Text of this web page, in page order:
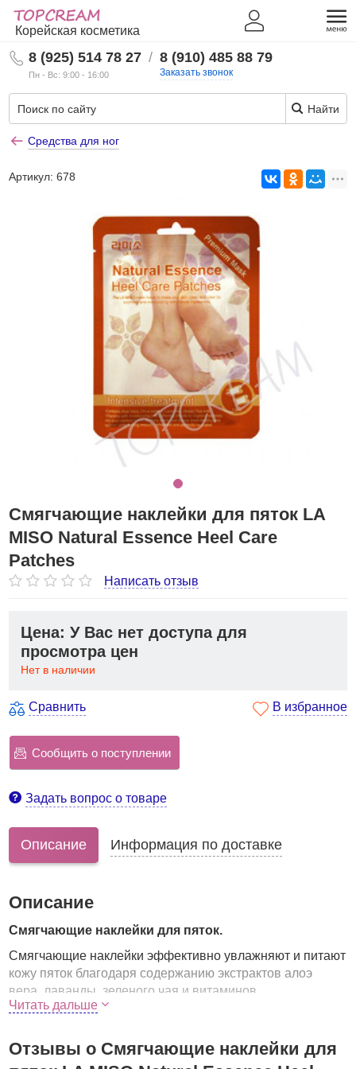
Корейская косметика
8 (925) 514 78 27
Пн - Вс: 9:00 - 16:00
/ 8 (910) 485 88 79
Заказать звонок
Найти
Средства для ног
Артикул:678
Смягчающие наклейки для пяток LA
MISO Natural Essence Heel Care
Patches
Написать отзыв
Цена: У Вас нет доступа для
просмотра цен
Нет в наличии
Сравнить В избранное
Сообщить о поступлении
Задать вопрос о товаре
Описание Информация по доставке
Описание
Смягчающие наклейки для пяток.
Смягчающие наклейки эффективно увлажняют и питают
кожу пяток благодаря содержанию экстрактов алоэ
вера, лаванды, зеленого чая и витаминов.
Применяются для профилактики и лечения трещин.
Удобны в использовании.
Читать дальше
Отзывы о Смягчающие наклейки для